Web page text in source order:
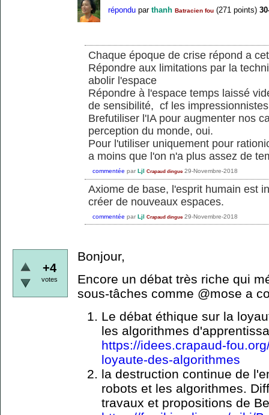
répondu par thanh Batracien fou (271 points)
Chaque époque de crise répond a
Répondre aux limitations par la
abolir l'espace
Répondre à l'espace temps laissé
de sensibilité, cf les
Brefutiliser l'IA pour augmenter nos
perception du monde, oui.
Pour l'utiliser uniquement pour
a moins que l'on n'a plus assez de
commentée par Ljl Crapaud dingue 29-Novembre-2018
Axiome de base, l'esprit humain est
créer de nouveaux espaces.
commentée par Ljl Crapaud dingue 29-Novembre-2018
+4
votes
Bonjour,
Encore un débat très riche qui
sous-tâches comme @mose a
Le débat éthique sur la
les algorithmes
https://idees.crapaud-
loyaute-des-algorithmes
la destruction continue de
robots et les algorithmes.
travaux et propositions de